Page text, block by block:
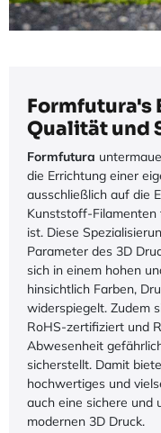
Formfutura's
Qualität und
Formfutura
die Errichtung einer
ausschließlich auf die
Kunststoff-Filamenten
ist. Diese
Parameter des 3D
sich in einem hohen
hinsichtlich Farben,
widerspiegelt. Zudem
RoHS-zertifiziert und
Abwesenheit
sicherstellt. Damit
hochwertiges und
auch eine sichere und
modernen 3D Druck.